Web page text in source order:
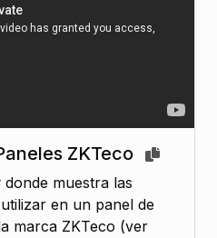
ZKTeco
muestra las
en un panel de
marca ZKTeco (ver